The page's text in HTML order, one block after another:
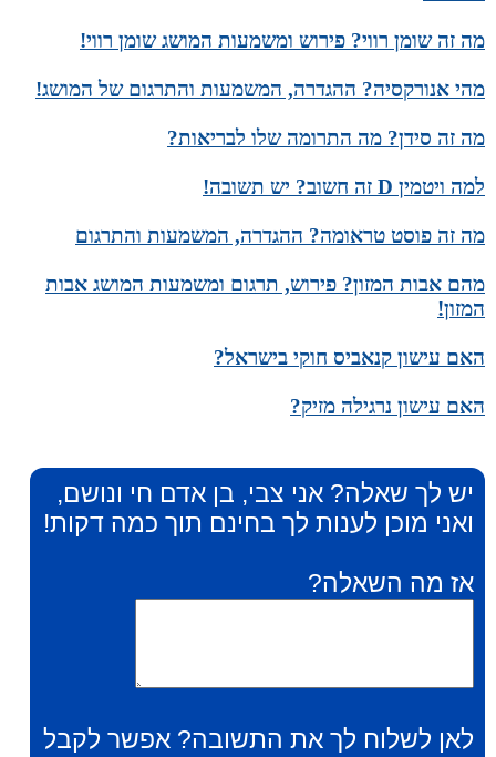
מה זה שומן רווי? פירוש ומשמעות המושג שומן רווי!
מהי אנורקסיה? ההגדרה, המשמעות והתרגום של המושג!
מה זה סידן? מה התרומה שלו לבריאות?
למה ויטמין D זה חשוב? יש תשובה!
מה זה פוסט טראומה? ההגדרה, המשמעות והתרגום
מהם אבות המזון? פירוש, תרגום ומשמעות המושג אבות
המזון!
האם עישון קנאביס חוקי בישראל?
האם עישון נרגילה מזיק?
יש לך שאלה? אני צבי, בן אדם חי ונושם,
ואני מוכן לענות לך בחינם תוך כמה דקות!
אז מה השאלה?
לאן לשלוח לך את התשובה? אפשר לקבל